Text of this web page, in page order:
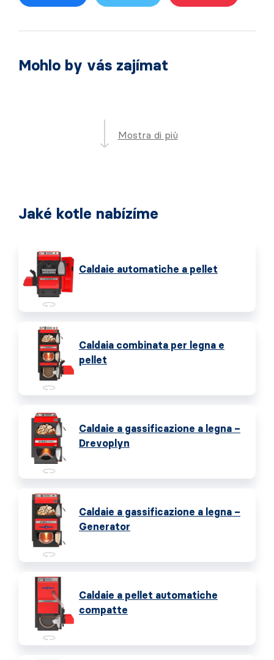
Mohlo by vás zajímat
Mostra di più
Jaké kotle nabízíme
Caldaie automatiche a pellet
Caldaia combinata per legna e
pellet
Caldaie a gassificazione a legna –
Drevoplyn
Caldaie a gassificazione a legna –
Generator
Caldaie a pellet automatiche
compatte